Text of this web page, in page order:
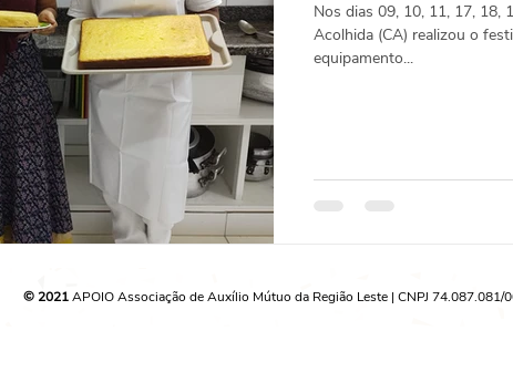
Nos dias 09, 10, 11, 17, 18,
Acolhida (CA) realizou o
equipamento...
© 2021APOIO Associação de Auxílio Mútuo da Região Leste | CNPJ 74.087.081/